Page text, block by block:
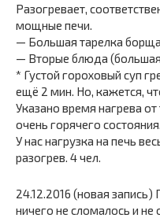
Разогревает,
мощные печи.
— Большая тарелка
— Вторые блюда
* Густой гороховый суп
ещё 2 мин. Но, кажется,
Указано время нагрева
очень горячего состояния.
У нас нагрузка на печь
разогрев. 4 чел.
24.12.2016 (новая
ничего не сломалось и не